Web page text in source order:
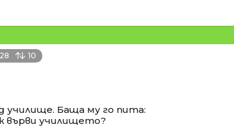
10
училище. Баща му го пита:
върви училището?